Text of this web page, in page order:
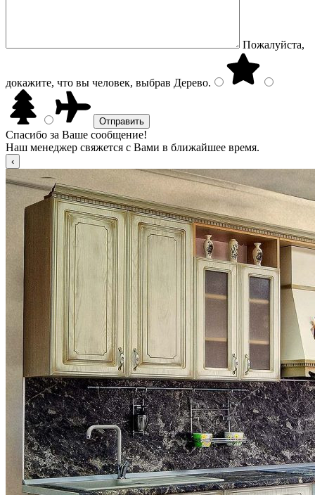
Пожалуйста,
докажите, что вы человек, выбрав Дерево.
Спасибо за Ваше сообщение!
Наш менеджер свяжется с Вами в ближайшее время.